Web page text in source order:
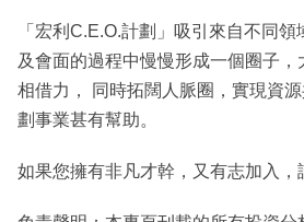
「宏利C.E.O.計劃」吸引來自不同領
及會面的過程中慢慢形成一個圈子
相借力， 同時拓闊人脈圈，實現資
劃事業甚有幫助。
如果您擁有非凡才幹，又有志加入，